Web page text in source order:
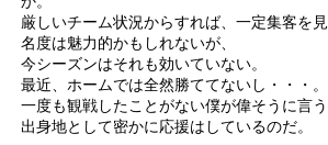
厳しいチーム状況からすれば、一定集客を
名度は魅力的かもしれないが、
今シーズンはそれも効いていない。
最近、ホームでは全然勝ててないし・・・。
一度も観戦したことがない僕が偉そうに言
出身地として密かに応援はしているのだ。